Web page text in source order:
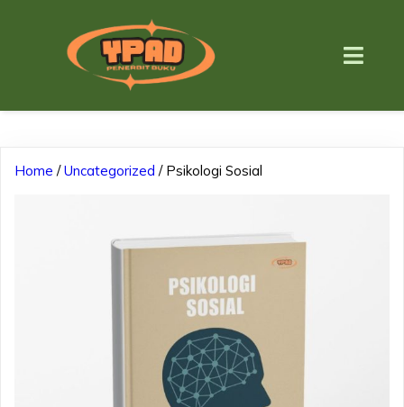
Home /Uncategorized / Psikologi Sosial